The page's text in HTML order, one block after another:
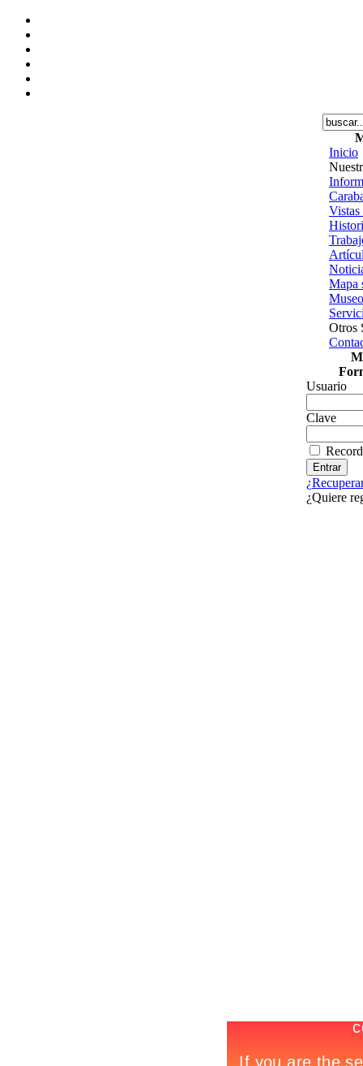
Inicio
Vistas
Mapa
Otros
Usuario
Clave
¿Quiere